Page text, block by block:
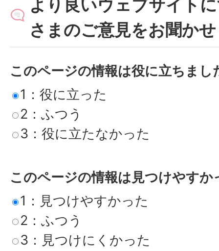
より良いウェブサイト
さまのご意見をお聞か
このページの情報は役に立ちまし
1：役に立った
2：ふつう
3：役に立たなかった
このページの情報は見つけやすか
1：見つけやすかった
2：ふつう
3：見つけにくかった